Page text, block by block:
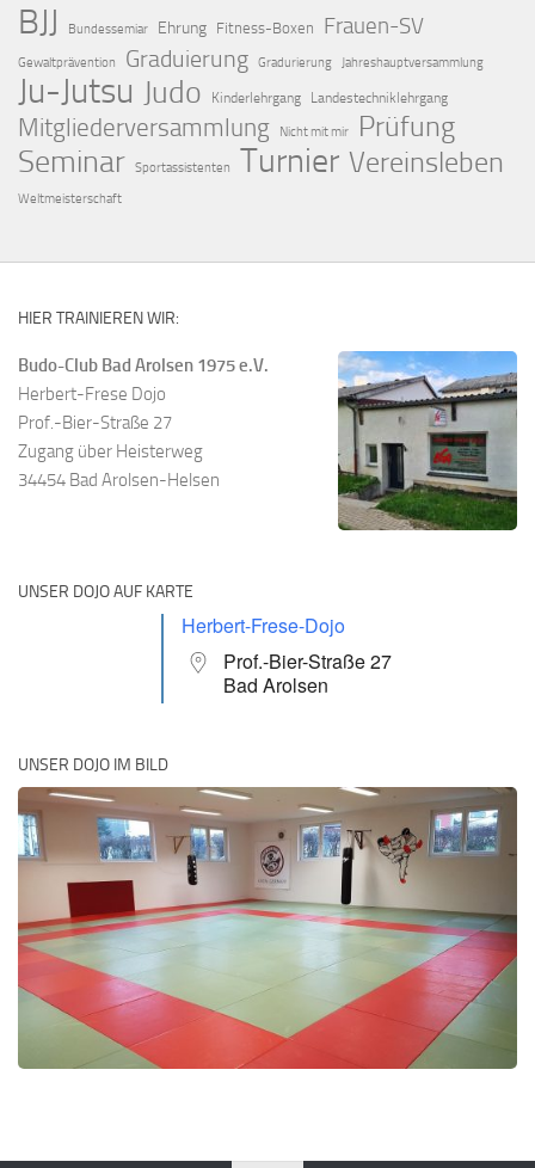
BJJ Bundessemiar Ehrung Fitness-Boxen Frauen-SV
Gewaltprävention Graduierung Gradurierung Jahreshauptversammlung
Ju-Jutsu Judo Kinderlehrgang Landestechniklehrgang
Mitgliederversammlung Nicht mit mir Prüfung
Seminar Sportassistenten Turnier Vereinsleben
Weltmeisterschaft
HIER TRAINIEREN WIR:
Budo-Club Bad Arolsen 1975 e.V.
Herbert-Frese Dojo
Prof.-Bier-Straße 27
Zugang über Heisterweg
34454 Bad Arolsen-Helsen
UNSER DOJO AUF KARTE
Herbert-Frese-Dojo
Prof.-Bier-Straße 27
Bad Arolsen
UNSER DOJO IM BILD